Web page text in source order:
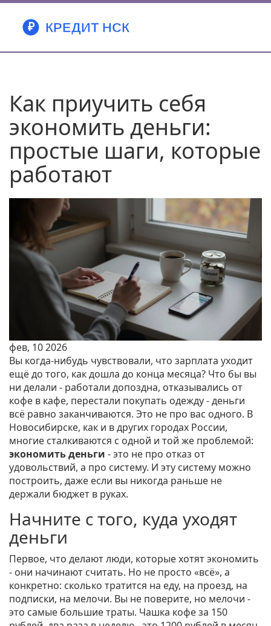
Как приучить себя
экономить деньги:
простые шаги, которые
работают
фев, 10 2026
Вы когда-нибудь чувствовали, что зарплата уходит
ещё до того, как дошла до конца месяца? Что бы вы
ни делали - работали допоздна, отказывались от
кофе в кафе, перестали покупать одежду - деньги
всё равно заканчиваются. Это не про вас одного. В
Новосибирске, как и в других городах России,
многие сталкиваются с одной и той же проблемой:
экономить деньги - это не про отказ от
удовольствий, а про систему. И эту систему можно
построить, даже если вы никогда раньше не
держали бюджет в руках.
Начните с того, куда уходят
деньги
Первое, что делают люди, которые хотят экономить
- они начинают считать. Но не просто «всё», а
конкретно: сколько тратится на еду, на проезд, на
подписки, на мелочи. Вы не поверите, но мелочи -
это самые большие траты. Чашка кофе за 150